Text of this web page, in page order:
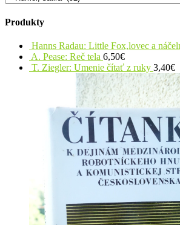
Produkty
Hanns Radau: Little Fox,lovec a
A. Pease: Reč tela 6,50€
T. Ziegler: Umenie čítať z ruky 3,40€